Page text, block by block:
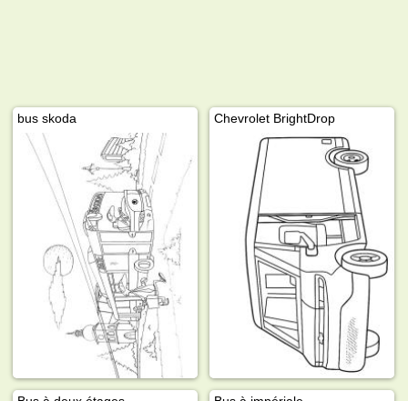
bus skoda Chevrolet BrightDrop